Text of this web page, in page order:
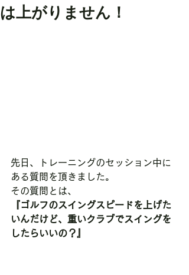
は上がりません！
先日、トレーニングのセッション中に
ある質問を頂きました。
その質問とは、
『ゴルフのスイングスピードを上げた
いんだけど、重いクラブでスイングを
したらいいの？』